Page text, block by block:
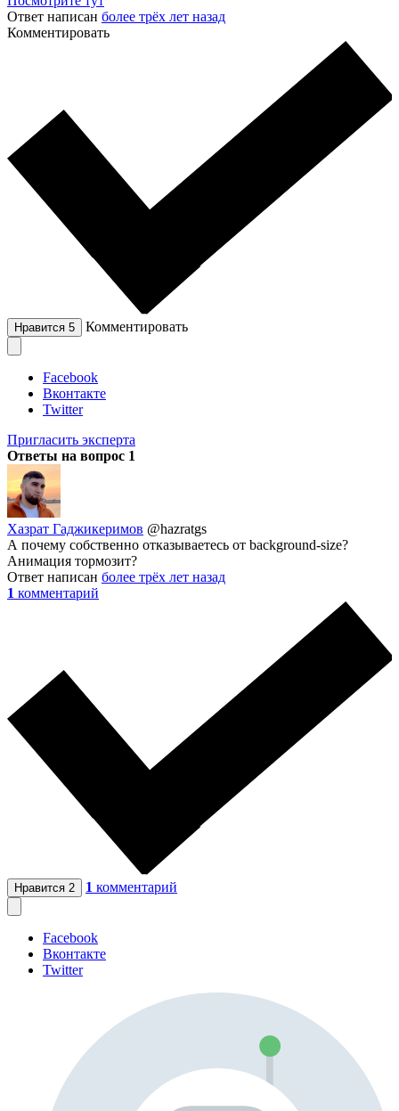
Ответ написан более трёх лет назад
Комментировать
Нравится 5 Комментировать
Facebook
Вконтакте
Twitter
Пригласить эксперта
Ответы на вопрос 1
Хазрат Гаджикеримов @hazratgs
А почему собственно отказываетесь от background-size?
Анимация тормозит?
Ответ написан более трёх лет назад
1 комментарий
Нравится 2 1 комментарий
Facebook
Вконтакте
Twitter